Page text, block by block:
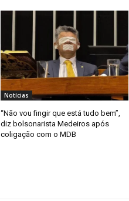
Notícias
“Não vou fingir que está tudo bem”,
diz bolsonarista Medeiros após
coligação com o MDB